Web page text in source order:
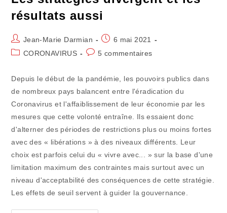
résultats aussi
Auteur/autrice
de
Jean-Marie Darmian
Publication
publiée :
6 mai 2021
PostCORONAVIRUS
Commentaires
publication :
5 commentaires
Depuis le début de la pandémie, les pouvoirs publics dans
de nombreux pays balancent entre l'éradication du
Coronavirus et l'affaiblissement de leur économie par les
mesures que cette volonté entraîne. Ils essaient donc
d'alterner des périodes de restrictions plus ou moins fortes
avec des « libérations » à des niveaux différents. Leur
choix est parfois celui du « vivre avec... » sur la base d'une
limitation maximum des contraintes mais surtout avec un
niveau d'acceptabilité des conséquences de cette stratégie.
Les effets de seuil servent à guider la gouvernance.